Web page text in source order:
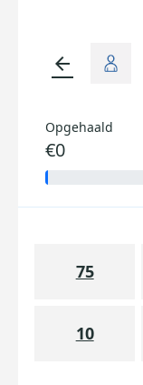
arrow_back
Opgehaald
€0
75
10